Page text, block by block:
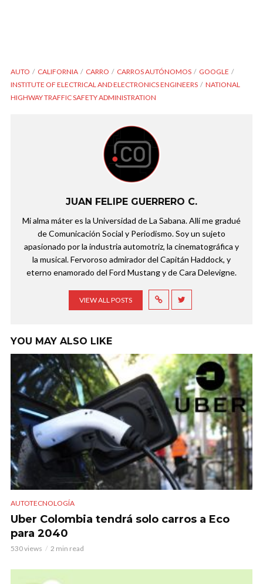
AUTO CALIFORNIA CARRO CARROS AUTÓNOMOS
GOOGLE
INSTITUTE OF ELECTRICAL AND ELECTRONICS ENGINEERS
NATIONAL
HIGHWAY TRAFFIC SAFETY ADMINISTRATION
JUAN FELIPE GUERRERO C.
Mi alma máter es la Universidad de La Sabana. Allí me gradué
de Comunicación Social y Periodismo. Soy un sujeto
apasionado por la industria automotriz, la cinematográfica y
la musical. Fervoroso admirador del Capitán Haddock, y
eterno enamorado del Ford Mustang y de Cara Delevigne.
VIEW ALL POSTS
YOU MAY ALSO LIKE
AUTOTECNOLOGÍA
Uber Colombia tendrá solo carros a Eco
para 2040
530 views 2 min read